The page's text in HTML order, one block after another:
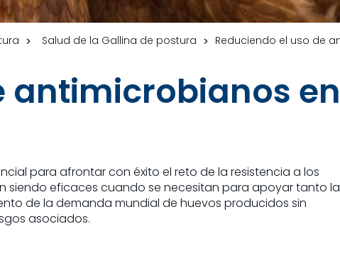
Salud de la Gallina de postura
antimicrobianos en
para afrontar con éxito el reto de la resistencia a los
siendo eficaces cuando se necesitan para apoyar tanto la
de la demanda mundial de huevos producidos sin
asociados.